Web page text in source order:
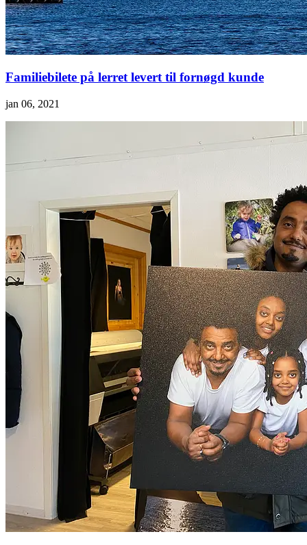
Familiebilete på lerret levert til fornøgd kunde
jan 06, 2021